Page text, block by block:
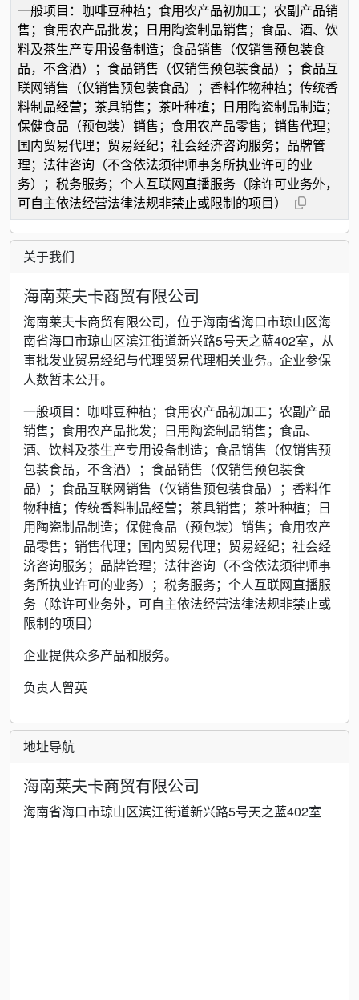
一般项目：咖啡豆种植；食用农产品初加工；农副产品销
售；食用农产品批发；日用陶瓷制品销售；食品、酒、饮
料及茶生产专用设备制造；食品销售（仅销售预包装食
品，不含酒）；食品销售（仅销售预包装食品）；食品互
联网销售（仅销售预包装食品）；香料作物种植；传统香
料制品经营；茶具销售；茶叶种植；日用陶瓷制品制造；
保健食品（预包装）销售；食用农产品零售；销售代理；
国内贸易代理；贸易经纪；社会经济咨询服务；品牌管
理；法律咨询（不含依法须律师事务所执业许可的业
务）；税务服务；个人互联网直播服务（除许可业务外，
可自主依法经营法律法规非禁止或限制的项目）
关于我们
海南莱夫卡商贸有限公司
海南莱夫卡商贸有限公司，位于海南省海口市琼山区海
南省海口市琼山区滨江街道新兴路5号天之蓝402室，从
事批发业贸易经纪与代理贸易代理相关业务。企业参保
人数暂未公开。
一般项目：咖啡豆种植；食用农产品初加工；农副产品
销售；食用农产品批发；日用陶瓷制品销售；食品、
酒、饮料及茶生产专用设备制造；食品销售（仅销售预
包装食品，不含酒）；食品销售（仅销售预包装食
品）；食品互联网销售（仅销售预包装食品）；香料作
物种植；传统香料制品经营；茶具销售；茶叶种植；日
用陶瓷制品制造；保健食品（预包装）销售；食用农产
品零售；销售代理；国内贸易代理；贸易经纪；社会经
济咨询服务；品牌管理；法律咨询（不含依法须律师事
务所执业许可的业务）；税务服务；个人互联网直播服
务（除许可业务外，可自主依法经营法律法规非禁止或
限制的项目）
企业提供众多产品和服务。
负责人曾英
地址导航
海南莱夫卡商贸有限公司
海南省海口市琼山区滨江街道新兴路5号天之蓝402室